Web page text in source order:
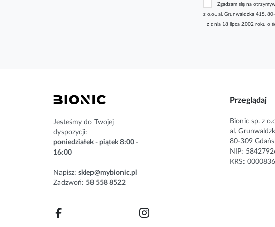
s
k
Zgadzam się na
z o.o., al. Grunwaldzka 415,
z dnia 18 lipca 2002 roku o
Jesteśmy do Twojej
dyspozycji:
poniedziałek - piątek 8:00 -
16:00
Napisz: sklep@mybionic.pl
Zadzwoń: 58 558 8522
Przeglądaj
Bionic sp. z
al.
80-309
NIP:
KRS: